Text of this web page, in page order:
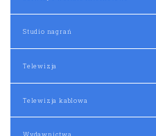
Studio nagrań
Telewizja
Telewizja kablowa